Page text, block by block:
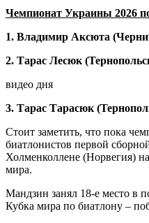
Чемпионат Украины 2026
1. Владимир Аксюта
2. Тарас Лесюк
видео дня
3. Тарас Тарасюк
Стоит заметить, что пока
биатлонистов первой
Холменколлене (Норвегия)
мира.
Мандзин занял 18-е место в
Кубка мира по биатлону –